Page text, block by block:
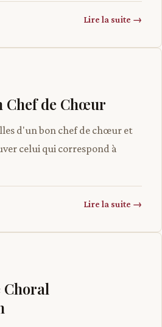
Lire la suite →
Chef de Chœur
d'un bon chef de chœur et
celui qui correspond à
Lire la suite →
Choral